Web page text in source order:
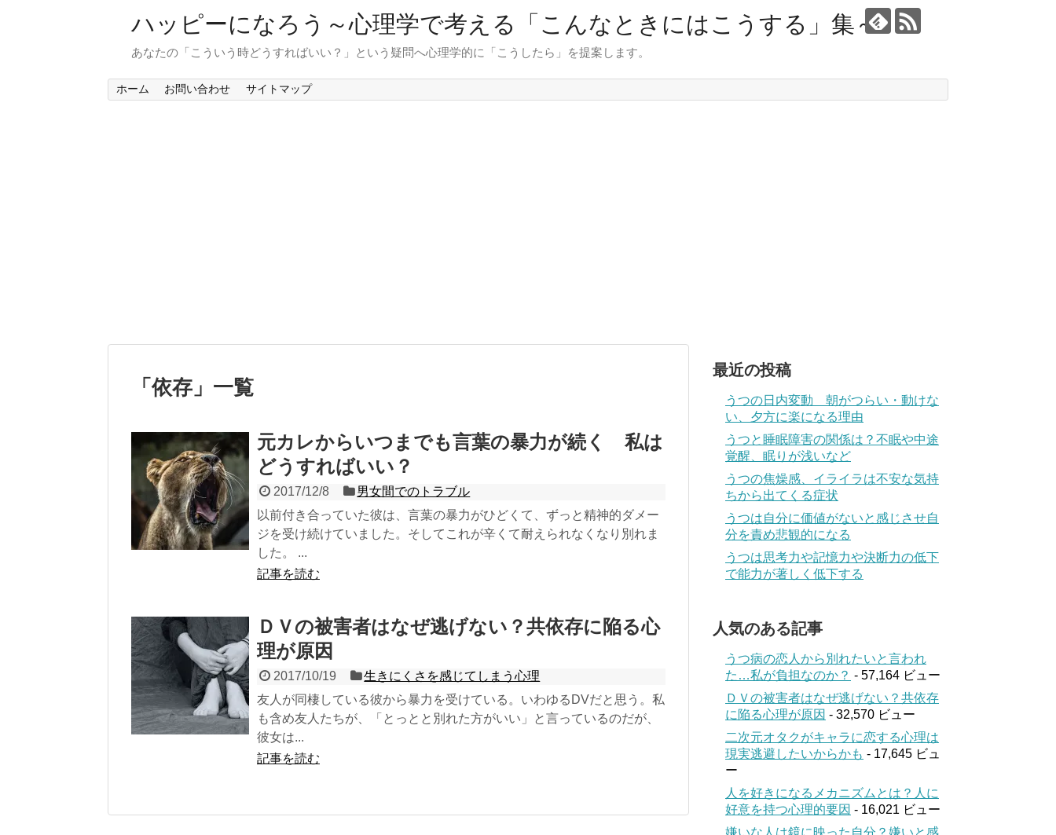
ハッピーになろう～心理学で考える「こんなときにはこうする」集～
あなたの「こういう時どうすればいい？」という疑問へ心理学的に「こうしたら」を提案します。
ホーム お問い合わせ サイトマップ
「依存 」 一覧
元カレからいつまでも言葉の暴力が続く 私は
どうすればいい？
2017/12/8
男女間でのトラブル
以前付き合っていた彼は、言葉の暴力がひどくて、ずっと精神的ダメー
ジを受け続けていました。そしてこれが辛くて耐えられなくなり別れま
した。 ...
記事を読む
ＤＶの被害者はなぜ逃げない？共依存に陥る心
理が原因
2017/10/19
生きにくさを感じてしまう心理
友人が同棲している彼から暴力を受けている。いわゆるDVだと思う。私
も含め友人たちが、「とっとと別れた方がいい」と言っているのだが、
彼女は...
記事を読む
最近の投稿
うつの日内変動 朝がつらい・動けな
い、夕方に楽になる理由
うつと睡眠障害の関係は？不眠や中途
覚醒、眠りが浅いなど
うつの焦燥感、イライラは不安な気持
ちから出てくる症状
うつは自分に価値がないと感じさせ自
分を責め悲観的になる
うつは思考力や記憶力や決断力の低下
で能力が著しく低下する
人気のある記事
うつ病の恋人から別れたいと言われ
た…私が負担なのか？ - 57,164 ビュー
ＤＶの被害者はなぜ逃げない？共依存
に陥る心理が原因 - 32,570 ビュー
二次元オタクがキャラに恋する心理は
現実逃避したいからかも - 17,645 ビュ
ー
人を好きになるメカニズムとは？人に
好意を持つ心理的要因 - 16,021 ビュー